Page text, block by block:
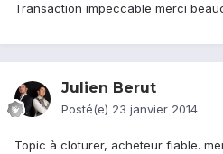
Transaction impeccable merci
Julien Berut
Posté(e) 23 janvier 2014
Topic à cloturer, acheteur fiable.